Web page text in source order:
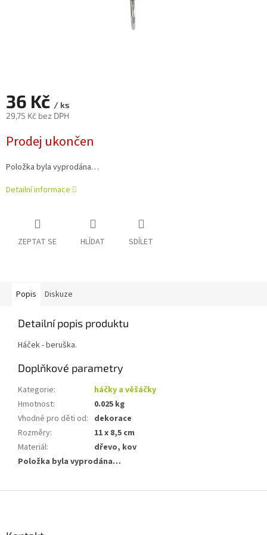
36 Kč / ks
29,75 Kč bez DPH
cena:
Prodej ukončen
Položka byla vyprodána…
Detailní informace
ZEPTAT SE HLÍDAT SDÍLET
Popis Diskuze
Detailní popis produktu
Háček - beruška.
Doplňkové parametry
Kategorie:
háčky a věšáčky
Hmotnost:
0.025 kg
Vhodné pro děti od: dekorace
Rozměry:
11 x 8,5 cm
Materiál:
dřevo, kov
Položka byla vyprodána…